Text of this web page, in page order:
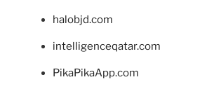
halobjd.com
intelligenceqatar.com
PikaPikaApp.com